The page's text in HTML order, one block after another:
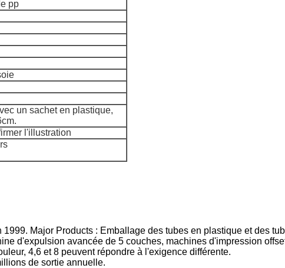
pp
un sachet en plastique,
l'illustration
Major Products : Emballage des tubes en plastique et des
d'expulsion avancée de 5 couches, machines d'impression
4,6 et 8 peuvent répondre à l'exigence différente.
de sortie annuelle.